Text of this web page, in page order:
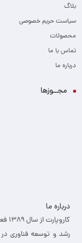
بلاگ
سیاست حریم خصوصی
محصولات
تماس با ما
درباره ما
مجــوزها
درباره ما